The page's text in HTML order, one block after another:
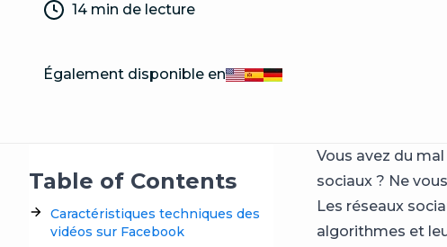
14 min de lecture
Également disponible enEnglish
Español
Deutsch
Table of Contents
Caractéristiques techniques des
vidéos sur Facebook
Vous avez du
sociaux ? Ne
Les réseaux
algorithmes et